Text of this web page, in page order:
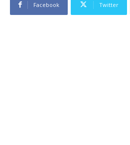
Facebook Twitter